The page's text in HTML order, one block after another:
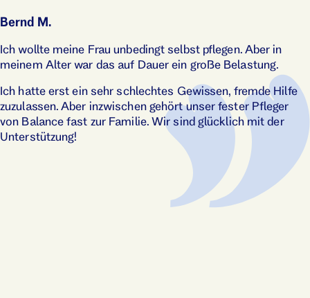
Bernd M.
Ich wollte meine Frau unbedingt selbst pflegen. Aber in
meinem Alter war das auf Dauer ein große Belastung.
Ich hatte erst ein sehr schlechtes Gewissen, fremde Hilfe
zuzulassen. Aber inzwischen gehört unser fester Pfleger
von Balance fast zur Familie. Wir sind glücklich mit der
Unterstützung!